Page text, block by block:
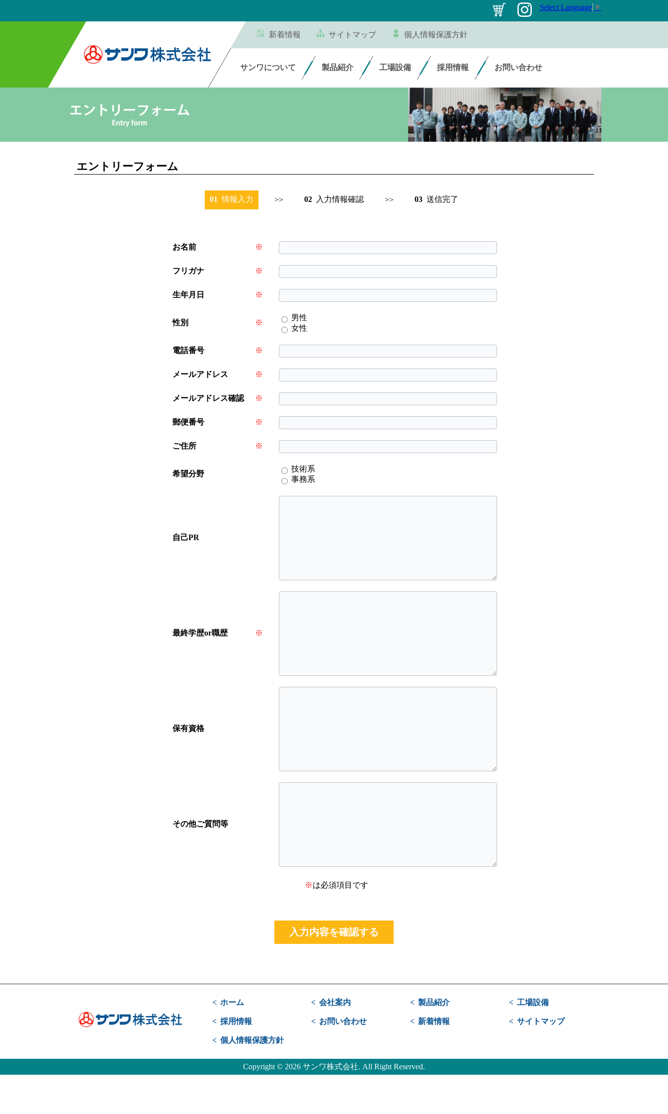
Select Language ▼
新着情報 サイトマップ 個人情報保護方針
サンワについて 製品紹介 工場設備 採用情報 お問い合わせ
エントリーフォーム
01 情報入力 >> 02 入力情報確認 >> 03 送信完了
お名前 ※
フリガナ ※
生年月日 ※
性別 ※
男性
女性
電話番号 ※
メールアドレス ※
メールアドレス確認 ※
郵便番号 ※
ご住所 ※
希望分野
技術系
事務系
自己PR
最終学歴or職歴 ※
保有資格
その他ご質問等
※は必須項目です
入力内容を確認する
ホーム 会社案内 製品紹介 工場設備
採用情報 お問い合わせ 新着情報 サイトマップ
個人情報保護方針
Copyright © 2026 サンワ株式会社. All Right Reserved.